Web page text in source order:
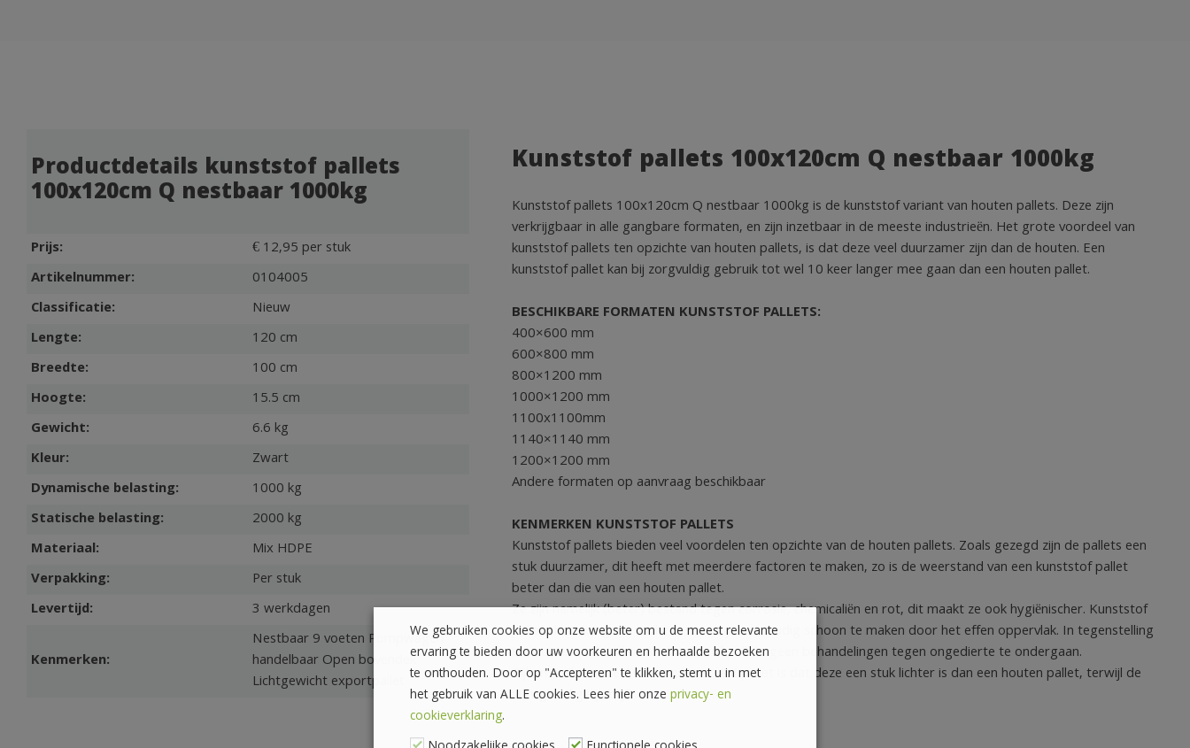
Productdetails kunststof pallets
100x120cm Q nestbaar 1000kg
Prijs:
€ 12,95 per stuk
Artikelnummer:
0104005
Classificatie:
Nieuw
Lengte:
120 cm
Breedte:
100 cm
Hoogte:
15.5 cm
Gewicht:
6.6 kg
Kleur:
Zwart
Dynamische belasting:
1000 kg
Statische belasting:
2000 kg
Materiaal:
Mix HDPE
Verpakking:
Per stuk
Levertijd:
3 werkdagen
Kenmerken:
Nestbaar 9 voeten Pompwagen
handelbaar Open bovendek
Lichtgewicht exportpallet
Kunststof pallets 100x120cm Q nestbaar 1000kg
Kunststof pallets 100x120cm Q nestbaar 1000kg is de kunststof variant van houten pallets. Deze zijn
verkrijgbaar in alle gangbare formaten, en zijn inzetbaar in de meeste industrieën. Het grote voordeel van
kunststof pallets ten opzichte van houten pallets, is dat deze veel duurzamer zijn dan de houten. Een
kunststof pallet kan bij zorgvuldig gebruik tot wel 10 keer langer mee gaan dan een houten pallet.
BESCHIKBARE FORMATEN KUNSTSTOF PALLETS:
400×600 mm
600×800 mm
800×1200 mm
1000×1200 mm
1100x1100mm
1140×1140 mm
1200×1200 mm
Andere formaten op aanvraag beschikbaar
KENMERKEN KUNSTSTOF PALLETS
Kunststof pallets bieden veel voordelen ten opzichte van de houten pallets. Zoals gezegd zijn de pallets een
stuk duurzamer, dit heeft met meerdere factoren te maken, zo is de weerstand van een kunststof pallet
beter dan die van een houten pallet.
Ze zijn namelijk (beter) bestand tegen corrosie, chemicaliën en rot, dit maakt ze ook hygiënischer. Kunststof
pallets houden geen vocht vast en zijn eenvoudig schoon te maken door het effen oppervlak. In tegenstelling
tot houten pallets hoeven kunststof pallets geen behandelingen tegen ongedierte te ondergaan.
Bijkomend voordeel van een kunststof pallet is dat deze een stuk lichter is dan een houten pallet, terwijl de
stevigheid gelijk blijft.
We gebruiken cookies op onze website om u de meest relevante
ervaring te bieden door uw voorkeuren en herhaalde bezoeken
te onthouden. Door op "Accepteren" te klikken, stemt u in met
het gebruik van ALLE cookies. Lees hier onze privacy- en
cookieverklaring.